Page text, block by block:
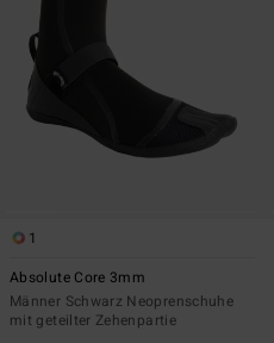
1
Absolute Core 3mm
Männer Schwarz Neoprenschuhe
mit geteilter Zehenpartie